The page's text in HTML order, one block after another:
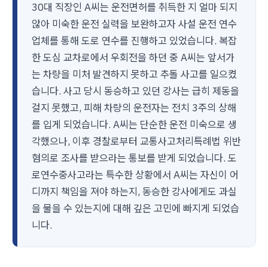
30대 직장인 A씨는 운전면허를 취득한 지 얼마 되지
않아 미숙한 운전 실력을 보완하고자 사설 운전 연수
업체를 통해 도로 연수를 진행하고 있었습니다. 복잡
한 도심 교차로에서 우회전을 하던 중 A씨는 앞서가
는 차량을 미처 발견하지 못하고 추돌 사고를 일으켰
습니다. 사고 당시 동승하고 있던 강사는 급히 제동을
걸지 못했고, 피해 차량의 운전자는 전치 3주의 상해
를 입게 되었습니다. A씨는 단순한 운전 미숙으로 생
각했으나, 이후 경찰로부터 교통사고처리특례법 위반
혐의로 조사를 받으라는 통보를 받게 되었습니다. 도
로연수중사고라는 특수한 상황에서 A씨는 자신이 어
디까지 책임을 져야 하는지, 동승한 강사에게도 과실
을 물을 수 있는지에 대해 깊은 고민에 빠지게 되었습
니다.